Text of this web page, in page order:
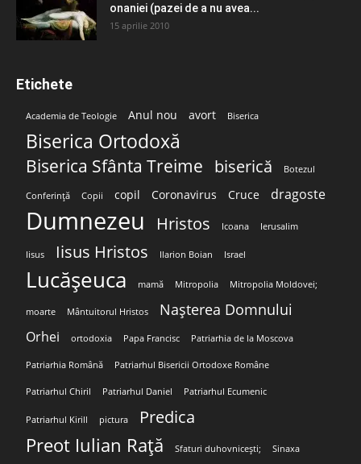
onaniei (pazei de a nu avea...
15 aprilie 2010
Etichete
Academia de Teologie Anul nou avort Biserica
Biserica Ortodoxă
Biserica Sfânta Treime biserică Botezul
Conferință Copii copil Coronavirus Cruce dragoste
Dumnezeu Hristos Icoana Ierusalim
Iisus Iisus Hristos Ilarion Boian Israel
Lucășeuca mamă Mitropolia Mitropolia Moldovei;
moarte Mântuitorul Hristos Nașterea Domnului
Orhei ortodoxia Papa Francisc Patriarhia de la Moscova
Patriarhia Română Patriarhul Bisericii Ortodoxe Române
Patriarhul Chiril Patriarhul Daniel Patriarhul Ecumenic
Patriarhul Kirill pictura Predica
Preot Iulian Rață Sfaturi duhovnicești; Sinaxa